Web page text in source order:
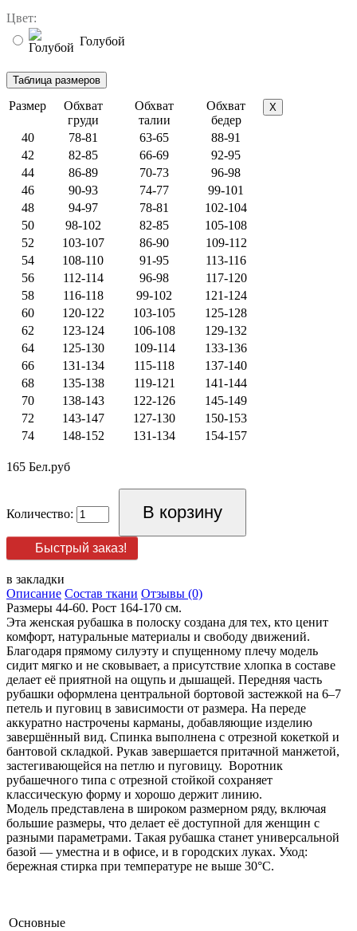
Цвет:
Голубой
Размер
Обхват
груди
Обхват
талии
Обхват
бедер
X
40 78-81 63-65
88-91
42
82-85 66-69
92-95
44
86-89 70-73
96-98
46
90-93 74-77
99-101
48
94-97 78-81
102-104
50
98-102 82-85
105-108
52
103-107 86-90
109-112
54
108-110 91-95
113-116
56
112-114 96-98
117-120
58
116-118 99-102
121-124
60
120-122 103-105
125-128
62
123-124 106-108
129-132
64
125-130 109-114
133-136
66
131-134 115-118
137-140
68
135-138 119-121
141-144
70
138-143 122-126
145-149
72
143-147 127-130
150-153
74
148-152 131-134 154-157
165 Бел.руб
Количество:
Быстрый заказ!
в закладки
Описание Состав ткани Отзывы (0)
Размеры 44-60. Рост 164-170 см.
Эта женская рубашка в полоску создана для тех, кто ценит
комфорт, натуральные материалы и свободу движений.
Благодаря прямому силуэту и спущенному плечу модель
сидит мягко и не сковывает, а присутствие хлопка в составе
делает её приятной на ощупь и дышащей. Передняя часть
рубашки оформлена центральной бортовой застежкой на 6–7
петель и пуговиц в зависимости от размера. На переде
аккуратно настрочены карманы, добавляющие изделию
завершённый вид. Спинка выполнена с отрезной кокеткой и
бантовой складкой. Рукав завершается притачной манжетой,
застегивающейся на петлю и пуговицу. Воротник
рубашечного типа с отрезной стойкой сохраняет
классическую форму и хорошо держит линию.
Модель представлена в широком размерном ряду, включая
большие размеры, что делает её доступной для женщин с
разными параметрами. Такая рубашка станет универсальной
базой — уместна и в офисе, и в городских луках. Уход:
бережная стирка при температуре не выше 30°C.
Основные